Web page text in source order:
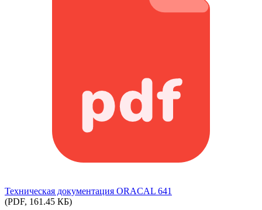
Техническая документация ORACAL 641
(PDF, 161.45 КБ)